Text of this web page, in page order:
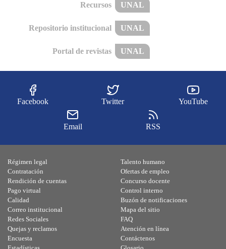
Recursos UNAL
Repositorio institucional UNAL
Portal de revistas UNAL
Facebook Twitter YouTube
Email RSS
Régimen legal
Contratación
Rendición de cuentas
Pago virtual
Calidad
Talento humano
Ofertas de empleo
Concurso docente
Control interno
Buzón de notificaciones
Correo institucional
Redes Sociales
Quejas y reclamos
Encuesta
Mapa del sitio
FAQ
Atención en línea
Contáctenos